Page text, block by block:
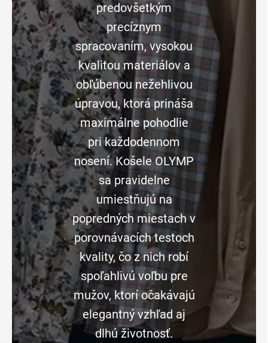
predovšetkým
precíznym
spracovaním, vysokou
kvalitou materiálov a
obľúbenou nežehlivou
úpravou, ktorá prináša
maximálne pohodlie
pri každodennom
nosení. Košele OLYMP
sa pravidelne
umiestňujú na
popredných miestach v
porovnávacích testoch
kvality, čo z nich robí
spoľahlivú voľbu pre
mužov, ktorí očakávajú
elegantný vzhľad aj
dlhú životnosť.